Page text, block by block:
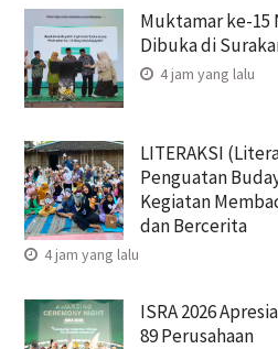
Muktamar ke-15
Dibuka di
4 jam yang lalu
LITERAKSI
Penguatan
Kegiatan
dan Bercerita
4 jam yang lalu
ISRA 2026
89 Perusahaan